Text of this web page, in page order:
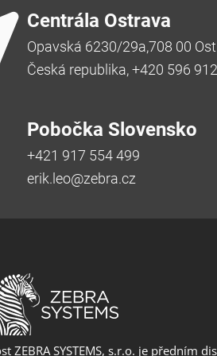
Centrála Ostrava
Opavská 6230/29a,708 00
Česká republika, +420 596
Pobočka Slovensko
+421 917 554 499
erik.leo@zebra.cz
ZEBRA SYSTEMS, s.r.o. je předním